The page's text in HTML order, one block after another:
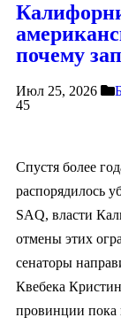
почему
Июл 25, 2026
45
Спустя более
распорядилось
SAQ, власти
отмены этих
сенаторы
Квебека
провинции пока